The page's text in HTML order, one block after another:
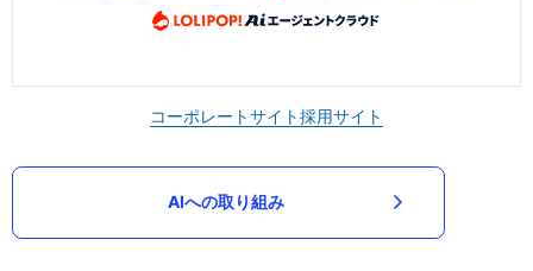
コーポレートサイト採用サイト
AIへの取り組み